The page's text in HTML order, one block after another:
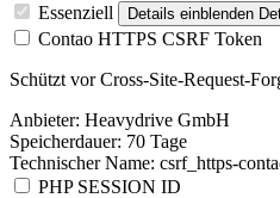
Essenziell Details einblenden
Contao HTTPS CSRF Token
Schützt vor Cross-Site-Request-
Anbieter: Heavydrive GmbH
Speicherdauer: 70 Tage
Technischer Name: csrf_https-
PHP SESSION ID